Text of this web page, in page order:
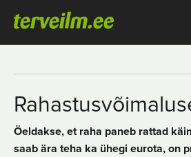
Öeldakse, et raha paneb rattad
saab ära teha ka ühegi eurota, on